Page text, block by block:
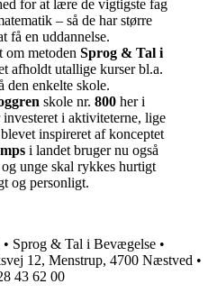
for at lære de vigtigste fag
– så de har større
få en uddannelse.
om metoden Sprog & Tal i
afholdt utallige kurser bl.a.
den enkelte skole.
skole nr.800 her i
i aktiviteterne, lige
inspireret af konceptet
i landet bruger nu også
unge skal rykkes hurtigt
og personligt.
Sprog & Tal i Bevægelse •
12, Menstrup, 4700 Næstved •
43 62 00